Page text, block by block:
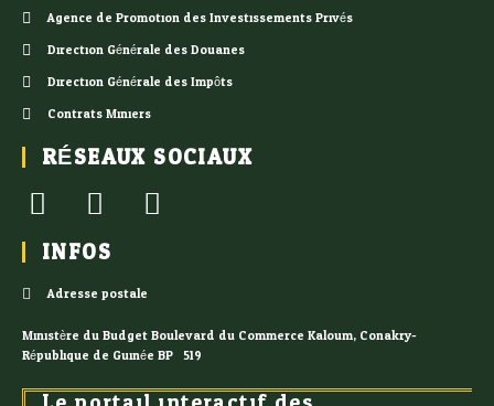
Agence de Promotion des Investissements Privés
Direction Générale des Douanes
Direction Générale des Impôts
Contrats Miniers
RÉSEAUX SOCIAUX
INFOS
Adresse postale
Ministère du Budget Boulevard du Commerce Kaloum, Conakry-
République de Guinée BP : 519